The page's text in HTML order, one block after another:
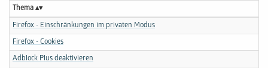
Thema
Firefox - Einschränkungen im privaten Modus
Firefox - Cookies
Adblock Plus deaktivieren